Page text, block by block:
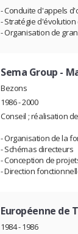
- Conduite d'appels
- Stratégie d'évolution
- Organisation de
Sema Group -
Bezons
1986 - 2000
Conseil ; réalisation
- Organisation de la
- Schémas directeurs
- Conception de
- Direction
Européenne de
1984 - 1986